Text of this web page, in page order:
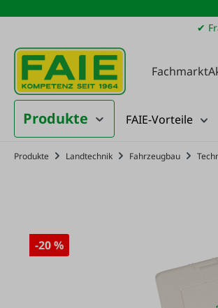
Hauptinhalt springen
Zur Suche springen
Zur Hauptnavigation springen
✔
Fachmarkt
Produkte FAIE-Vorteile
Produkte Landtechnik Fahrzeugbau
-20 %